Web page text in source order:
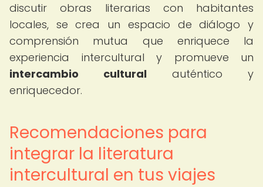
discutir obras literarias con habitantes
locales, se crea un espacio de diálogo y
comprensión mutua que enriquece la
experiencia intercultural y promueve un
intercambio cultural auténtico y
enriquecedor.
Recomendaciones para
integrar la literatura
intercultural en tus viajes